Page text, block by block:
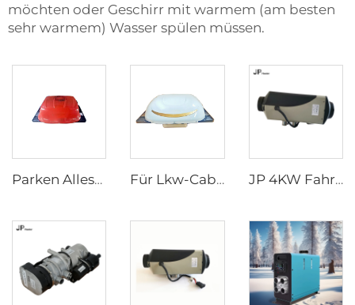
möchten oder Geschirr mit warmem (am besten
sehr warmem) Wasser spülen müssen.
Parken Alles-in-einem Klimagerät 24V für LKW, Wohnwagen, Boot Für Lkw-Cabs Elektrischer Klimaanlagen Einheitser Klima / Überkopf-Typ Klimaanlage 24V JP 4KW Fahrerhaus-Luftheizung für alle Fahrzeuge Diesel Parkheizung 12V 24V Luftheizung